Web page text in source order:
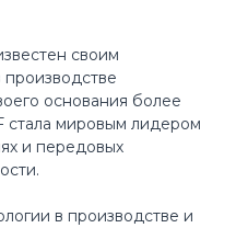
своим
основания более
стала мировым лидером
и передовых
в производстве и